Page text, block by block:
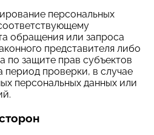
персональных
обращения или запроса
представителя либо
по защите прав субъектов
период проверки, в случае
персональных данных или